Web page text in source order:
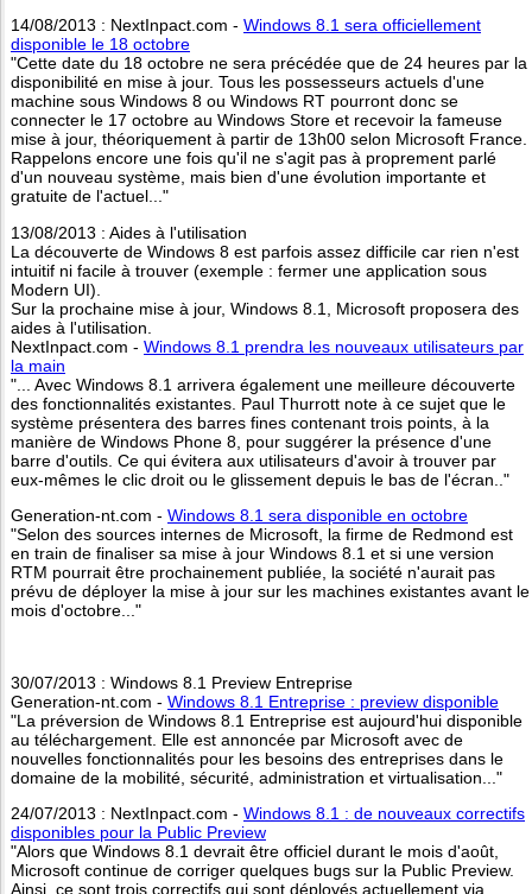
14/08/2013 : NextInpact.com - Windows 8.1 sera officiellement
disponible le 18 octobre
"Cette date du 18 octobre ne sera précédée que de 24 heures par la
disponibilité en mise à jour. Tous les possesseurs actuels d'une
machine sous Windows 8 ou Windows RT pourront donc se
connecter le 17 octobre au Windows Store et recevoir la fameuse
mise à jour, théoriquement à partir de 13h00 selon Microsoft France.
Rappelons encore une fois qu'il ne s'agit pas à proprement parlé
d'un nouveau système, mais bien d'une évolution importante et
gratuite de l'actuel..."
13/08/2013 : Aides à l'utilisation
La découverte de Windows 8 est parfois assez difficile car rien n'est
intuitif ni facile à trouver (exemple : fermer une application sous
Modern UI).
Sur la prochaine mise à jour, Windows 8.1, Microsoft proposera des
aides à l'utilisation.
NextInpact.com - Windows 8.1 prendra les nouveaux utilisateurs par
la main
"... Avec Windows 8.1 arrivera également une meilleure découverte
des fonctionnalités existantes. Paul Thurrott note à ce sujet que le
système présentera des barres fines contenant trois points, à la
manière de Windows Phone 8, pour suggérer la présence d'une
barre d'outils. Ce qui évitera aux utilisateurs d'avoir à trouver par
eux-mêmes le clic droit ou le glissement depuis le bas de l'écran.."
Generation-nt.com - Windows 8.1 sera disponible en octobre
"Selon des sources internes de Microsoft, la firme de Redmond est
en train de finaliser sa mise à jour Windows 8.1 et si une version
RTM pourrait être prochainement publiée, la société n'aurait pas
prévu de déployer la mise à jour sur les machines existantes avant le
mois d'octobre..."
30/07/2013 : Windows 8.1 Preview Entreprise
Generation-nt.com - Windows 8.1 Entreprise : preview disponible
"La préversion de Windows 8.1 Entreprise est aujourd'hui disponible
au téléchargement. Elle est annoncée par Microsoft avec de
nouvelles fonctionnalités pour les besoins des entreprises dans le
domaine de la mobilité, sécurité, administration et virtualisation..."
24/07/2013 : NextInpact.com - Windows 8.1 : de nouveaux correctifs
disponibles pour la Public Preview
"Alors que Windows 8.1 devrait être officiel durant le mois d'août,
Microsoft continue de corriger quelques bugs sur la Public Preview.
Ainsi, ce sont trois correctifs qui sont déployés actuellement via